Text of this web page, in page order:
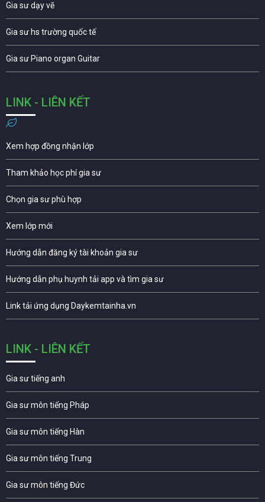
Gia sư dạy vẽ
Gia sư hs trường quốc tế
Gia sư Piano organ Guitar
LINK - LIÊN KẾT
Xem hợp đồng nhận lớp
Tham khảo học phí gia sư
Chọn gia sư phù hợp
Xem lớp mới
Hướng dẫn đăng ký tài khoản gia sư
Hướng dẫn phụ huynh tải app và tìm gia sư
Link tải ứng dụng Daykemtainha.vn
LINK - LIÊN KẾT
Gia sư tiếng anh
Gia sư môn tiếng Pháp
Gia sư môn tiếng Hàn
Gia sư môn tiếng Trung
Gia sư môn tiếng Đức